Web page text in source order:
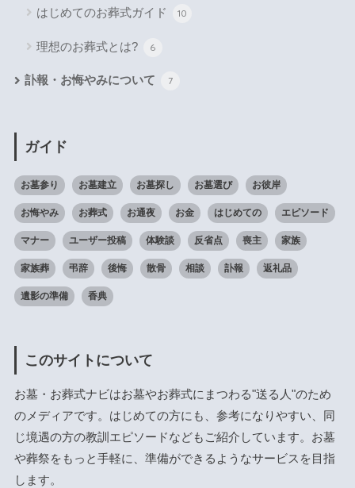
はじめてのお葬式ガイド 10
理想のお葬式とは? 6
訃報・お悔やみについて 7
ガイド
お墓参り お墓建立 お墓探し お墓選び お彼岸
お悔やみ お葬式 お通夜 お金 はじめての エピソード
マナー ユーザー投稿 体験談 反省点 喪主 家族
家族葬 弔辞 後悔 散骨 相談 訃報 返礼品
遺影の準備 香典
このサイトについて
お墓・お葬式ナビはお墓やお葬式にまつわる"送る人"のため
のメディアです。はじめての方にも、参考になりやすい、同
じ境遇の方の教訓エピソードなどもご紹介しています。お墓
や葬祭をもっと手軽に、準備ができるようなサービスを目指
します。